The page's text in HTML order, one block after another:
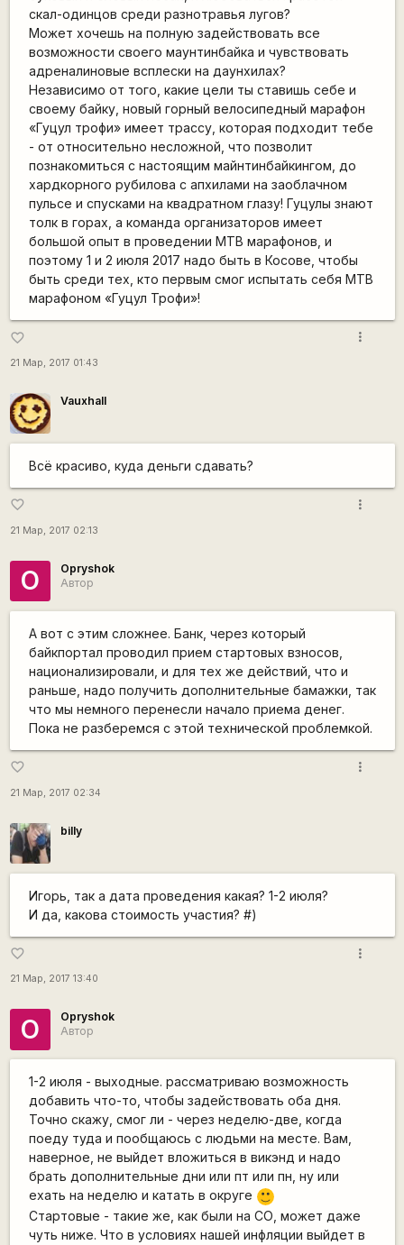
скал-одинцов среди разнотравья лугов?
Может хочешь на полную задействовать все
возможности своего маунтинбайка и чувствовать
адреналиновые всплески на даунхилах?
Независимо от того, какие цели ты ставишь себе и
своему байку, новый горный велосипедный марафон
«Гуцул трофи» имеет трассу, которая подходит тебе
- от относительно несложной, что позволит
познакомиться с настоящим майнтинбайкингом, до
хардкорного рубилова с апхилами на заоблачном
пульсе и спусками на квадратном глазу! Гуцулы знают
толк в горах, а команда организаторов имеет
большой опыт в проведении MTB марафонов, и
поэтому 1 и 2 июля 2017 надо быть в Косове, чтобы
быть среди тех, кто первым смог испытать себя MTB
марафоном «Гуцул Трофи»!
favorite_border
21 Мар, 2017 01:43
more_vert
Vauxhall
Всё красиво, куда деньги сдавать?
favorite_border
21 Мар, 2017 02:13
more_vert
O
Opryshok
Автор
А вот с этим сложнее. Банк, через который
байкпортал проводил прием стартовых взносов,
национализировали, и для тех же действий, что и
раньше, надо получить дополнительные бамажки, так
что мы немного перенесли начало приема денег.
Пока не разберемся с этой технической проблемкой.
favorite_border
21 Мар, 2017 02:34
more_vert
billy
Игорь, так а дата проведения какая? 1-2 июля?
И да, какова стоимость участия? #)
favorite_border
21 Мар, 2017 13:40
more_vert
O
Opryshok
Автор
1-2 июля - выходные. рассматриваю возможность
добавить что-то, чтобы задействовать оба дня.
Точно скажу, смог ли - через неделю-две, когда
поеду туда и пообщаюсь с людьми на месте. Вам,
наверное, не выйдет вложиться в викэнд и надо
брать дополнительные дни или пт или пн, ну или
ехать на неделю и катать в округе
:)
Стартовые - такие же, как были на СО, может даже
чуть ниже. Что в условиях нашей инфляции выйдет в